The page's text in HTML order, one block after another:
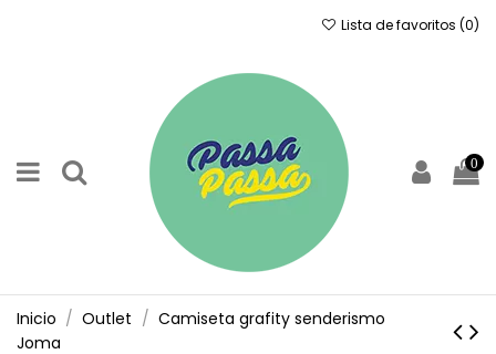
Lista de favoritos (0)
0
Inicio Outlet
Camiseta grafity senderismo
Joma